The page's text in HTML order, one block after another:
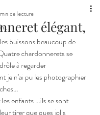
élégant,
de lecture
buissons beaucoup de
chardonnerets se
à regarder
je n'ai pu les photographier
enfants …ils se sont
tirer quelques jolis